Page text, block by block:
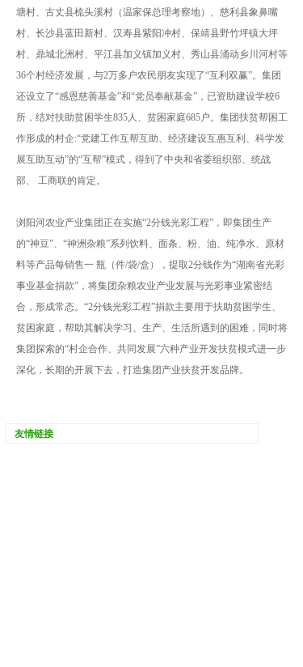
塘村、古丈县梳头溪村（温家保总理考察地）、慈利县象鼻嘴
村、长沙县蓝田新村、汉寿县紫阳冲村、保靖县野竹坪镇大坪
村、鼎城北洲村、平江县加义镇加义村、秀山县涌动乡川河村等
36个村经济发展，与2万多户农民朋友实现了“互利双赢”。集团
还设立了“感恩慈善基金”和“党员奉献基金”，已资助建设学校6
所，结对扶助贫困学生835人、贫困家庭685户。集团扶贫帮困工
作形成的村企:“党建工作互帮互助、经济建设互惠互利、科学发
展互助互动”的“互帮”模式，得到了中央和省委组织部、统战
部、 工商联的肯定。
浏阳河农业产业集团正在实施“2分钱光彩工程”，即集团生产
的“神豆”、“神洲杂粮”系列饮料、面条、粉、油、纯净水、原材
料等产品每销售一 瓶（件/袋/盒），提取2分钱作为“湖南省光彩
事业基金捐款”，将集团杂粮农业产业发展与光彩事业紧密结
合，形成常态。“2分钱光彩工程”捐款主要用于扶助贫困学生、
贫困家庭，帮助其解决学习、生产、生活所遇到的困难，同时将
集团探索的“村企合作、共同发展”六种产业开发扶贫模式进一步
深化，长期的开展下去，打造集团产业扶贫开发品牌。
友情链接